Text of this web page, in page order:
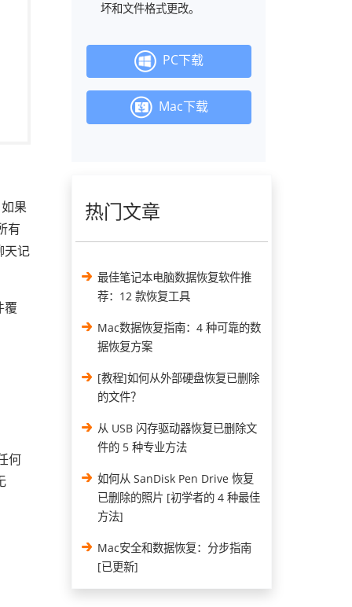
果
有
天记
覆
何
坏和文件格式更改。
PC下载
Mac下载
热门文章
最佳笔记本电脑数据恢复软件推
荐：12 款恢复工具
Mac数据恢复指南：4 种可靠的数
据恢复方案
[教程]如何从外部硬盘恢复已删除
的文件？
从 USB 闪存驱动器恢复已删除文
件的 5 种专业方法
如何从 SanDisk Pen Drive 恢复
已删除的照片 [初学者的 4 种最佳
方法]
Mac安全和数据恢复：分步指南
[已更新]